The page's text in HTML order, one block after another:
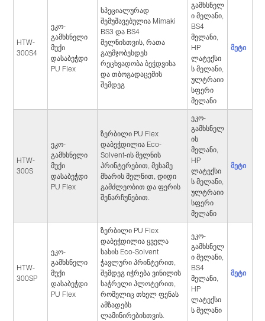
HTW-
300S4
ეკო-
გამხსნელი
მუქი
დასაბეჭდი
PU Flex
სპეციალურად
შემუშავებულია Mimaki
BS3 და BS4
მელნისთვის, რათა
გაუმჯობესდეს
რეცხვადობა ბეჭდვისა
და თბოგადაცემის
შემდეგ
გამხსნელ
ი მელანი,
BS4
მელანი,
HP
ლატექსი
ს მელანი,
ულტრაიი
სფერი
მელანი
მეტი
HTW-
300S
ეკო-
გამხსნელი
მუქი
დასაბეჭდი
PU Flex
ზერბილი PU Flex
დაბეჭდილია Eco-
Solvent-ის მელნის
პრინტერებით, მესამე
მხარის მელნით, დიდი
გამძლეობით და ფერის
შენარჩუნებით.
ეკო-
გამხსნელ
ის
მელანი,
HP
ლატექსი
ს მელანი,
ულტრაიი
სფერი
მელანი
მეტი
HTW-
300SP
ეკო-
გამხსნელი
მუქი
დასაბეჭდი
PU Flex
ზერბილი PU Flex
დაბეჭდილია ყველა
სახის Eco-Solvent
ჭავლური პრინტერით,
შემდეგ იჭრება ვინილის
საჭრელი პლოტერით,
რომელიც თხელ ფენას
ამზადებს
ლამინირებისთვის.
ეკო-
გამხსნელ
ი მელანი,
BS4
მელანი,
HP
ლატექსი
ს მელანი
მეტი